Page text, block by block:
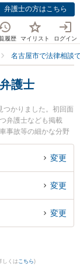
弁護士の方はこちら
履歴 マイリスト ログイン
名古屋市で法律相談
護士
つかりました。初回面
弁護士なども掲載
事故等の細かな分野
の鈴木 隆史弁護士や
法律事務所 ちくさ事
実績豊富な近くの弁
できる名古屋市千種
んにおすすめです。
変更
変更
変更
しくはこちら)